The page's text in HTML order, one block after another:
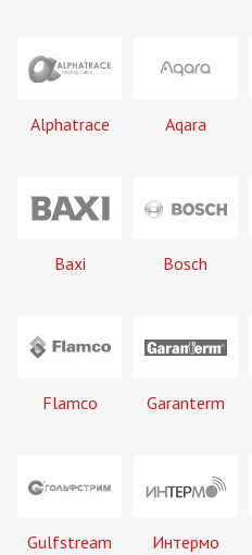
Alphatrace Aqara
Baxi Bosch
Flamco Garanterm
Gulfstream Интермо